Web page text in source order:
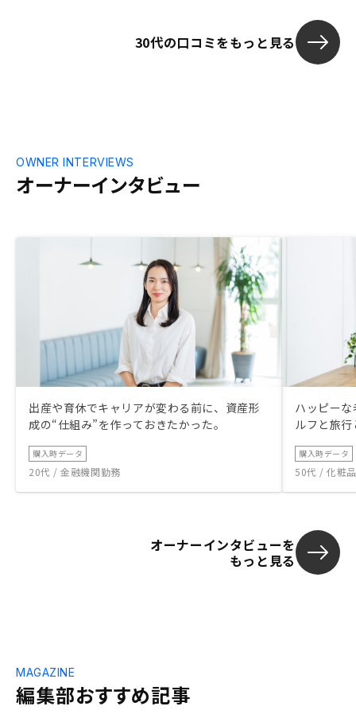
他の不動産会社に物件を見てもらうことが
後、さらに不動産投資に興味を持ち、2社
のマンション投資を扱う会社のセミナーや
面談を受けました。いろんな会社の得意と
を持っていないので、それのメリットも強
調しても良いのではと思いました。自社ブ
ランドのマンションを売りにしているとこ
ろは、マンション区分を全て一つの会社で
管理しているので、買い取りができるこ
と、他の家賃相場が分かること、どんな属
性の人が借りているかが分かること、ネー
ムバリューがあることを売りにしていて、
確かにそれもいいなぁと思います。(デメ
区でしか売れない、割高です。) あとは、
購入後のアフターフォローを期待してま
す。
際の仕入れ価
くことで、会
30代の口コミをもっと見る
オーナーインタビュー
OWNER INTERVIEWS
出産や育休でキャリアが変わる前に、資産形
成の“仕組み”を作っておきたかった。
購入時データ
20代 / 金融機関勤務
ハッピー
ルフと旅
購入時データ
50代 / 化粧
オーナーインタビューを
もっと見る
編集部おすすめ記事
MAGAZINE